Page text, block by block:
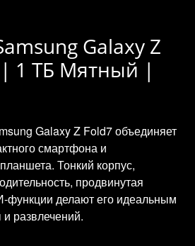
Galaxy Z
| 1 ТБ Мятный |
Galaxy Z Fold7 объединяет
смартфона и
Тонкий корпус,
продвинутая
делают его идеальным
развлечений.